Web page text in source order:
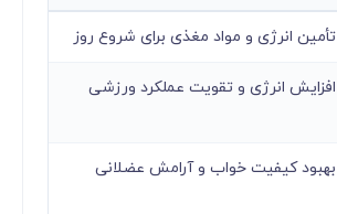
تأمین انرژی و مواد مغذی برای شروع روز
افزایش انرژی و تقویت عملکرد ورزشی
بهبود کیفیت خواب و آرامش عضلانی